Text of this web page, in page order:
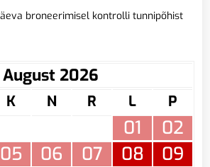
broneerimisel kontrolli tunnipõhist
August 2026
K N R L P
01
02
05 06 07 08
09